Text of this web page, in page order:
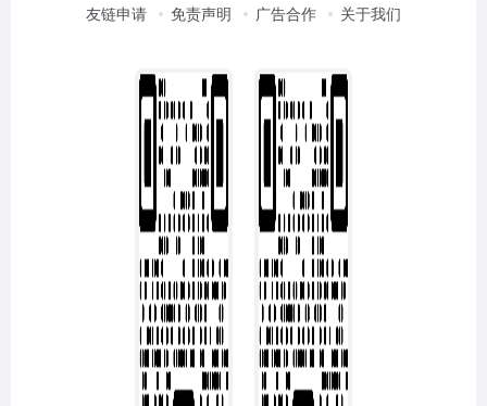
友链申请 免责声明 广告合作 关于我们